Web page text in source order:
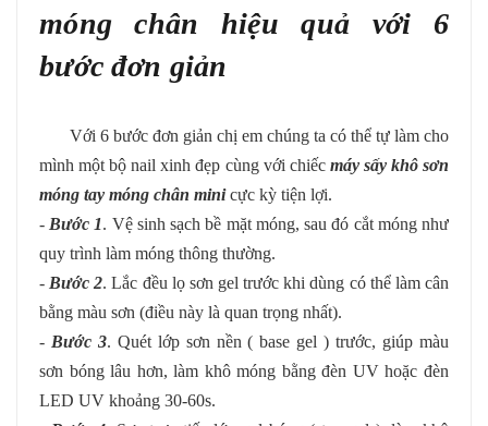
móng chân hiệu quả với 6
bước đơn giản
Với 6 bước đơn giản chị em chúng ta có thể tự làm cho
mình một bộ nail xinh đẹp cùng với chiếc máy sấy khô sơn
móng tay móng chân minicực kỳ tiện lợi.
- Bước 1. Vệ sinh sạch bề mặt móng, sau đó cắt móng như
quy trình làm móng thông thường.
- Bước2. Lắc đều lọ sơn gel trước khi dùng có thể làm cân
bằng màu sơn (điều này là quan trọng nhất).
- Bước 3. Quét lớp sơn nền ( base gel ) trước, giúp màu
sơn bóng lâu hơn, làm khô móng bằng đèn UV hoặc đèn
LED UV khoảng 30-60s.